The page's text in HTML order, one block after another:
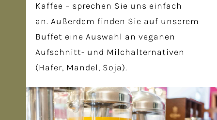
Frühstück 2
Kaffee – sprechen Sie uns einfach
an. Außerdem finden Sie auf unserem
Buffet eine Auswahl an veganen
Aufschnitt- und Milchalternativen
(Hafer, Mandel, Soja).